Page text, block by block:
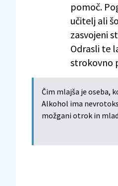
pomoč.
učitelj ali
zasvojeni
Odrasli te
strokovno
Čim mlajša je oseba,
Alkohol ima
možgani otrok in